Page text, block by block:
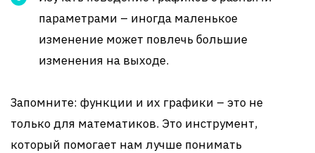
параметрами – иногда маленькое
изменение может повлечь большие
изменения на выходе.
Запомните: функции и их графики – это не
только для математиков. Это инструмент,
который помогает нам лучше понимать